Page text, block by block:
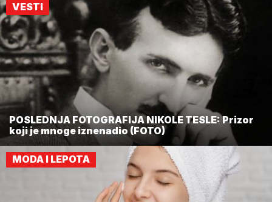
VESTI
POSLEDNJA FOTOGRAFIJA NIKOLE TESLE: Prizor
koji je mnoge iznenadio (FOTO)
MODA I LEPOTA